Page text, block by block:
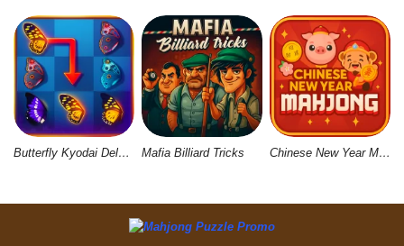
Butterfly Kyodai Deluxe 2 Mafia Billiard Tricks Chinese New Year Mahjong